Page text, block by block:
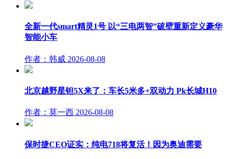
全新一代smart精灵1号 以“三电两智”破壁重新定义豪华
智能小车
作者：韩威 2026-08-08
北京越野星钽5X来了：车长5米多+双动力 Pk长城H10
作者：莫一西 2026-08-08
保时捷CEO证实：纯电718将复活！因为奥迪需要